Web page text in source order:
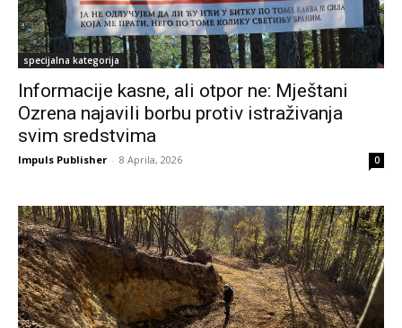
specijalna kategorija
Informacije kasne, ali otpor ne: Mještani
Ozrena najavili borbu protiv istraživanja
svim sredstvima
Impuls Publisher - 8 Aprila, 2026 0